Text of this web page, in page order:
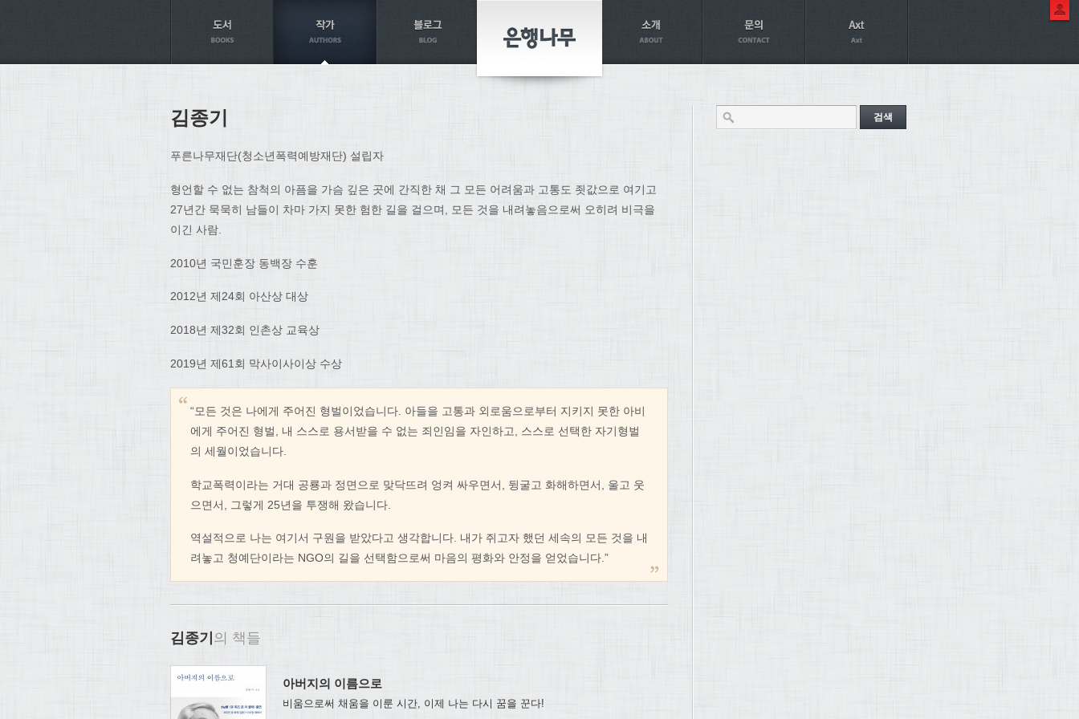
김종기
푸른나무재단(청소년폭력예방재단) 설립자
형언할 수 없는 참척의 아픔을 가슴 깊은 곳에 간직한 채 그 모든 어려움과 고통도 죗값으로 여기고
27년간 묵묵히 남들이 차마 가지 못한 험한 길을 걸으며, 모든 것을 내려놓음으로써 오히려 비극을
이긴 사람.
2010년 국민훈장 동백장 수훈
2012년 제24회 아산상 대상
2018년 제32회 인촌상 교육상
2019년 제61회 막사이사이상 수상
“모든 것은 나에게 주어진 형벌이었습니다. 아들을 고통과 외로움으로부터 지키지 못한 아비
에게 주어진 형벌, 내 스스로 용서받을 수 없는 죄인임을 자인하고, 스스로 선택한 자기형벌
의 세월이었습니다.
학교폭력이라는 거대 공룡과 정면으로 맞닥뜨려 엉켜 싸우면서, 뒹굴고 화해하면서, 울고 웃
으면서, 그렇게 25년을 투쟁해 왔습니다.
역설적으로 나는 여기서 구원을 받았다고 생각합니다. 내가 쥐고자 했던 세속의 모든 것을 내
려놓고 청예단이라는 NGO의 길을 선택함으로써 마음의 평화와 안정을 얻었습니다.”
김종기 의 책들
아버지의 이름으로
비움으로써 채움을 이룬 시간, 이제 나는 다시 꿈을 꾼다!